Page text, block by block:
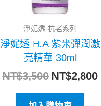
淨妮透-抗老系列
淨妮透 H.A.紫米彈潤激
亮精華 30ml
NT$3,500 NT$2,800